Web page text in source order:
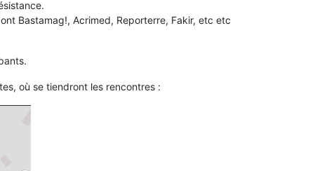
Bastamag!, Acrimed, Reporterre, Fakir, etc etc
où se tiendront les rencontres :